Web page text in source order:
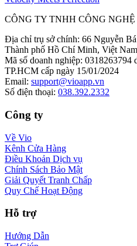
CÔNG TY TNHH CÔNG
Địa chỉ trụ sở chính: 66 Nguyễn
Thành phố Hồ Chí Minh, Việt Nam
Mã số doanh nghiệp: 0318263794
TP.HCM cấp ngày 15/01/2024
Email: support@vioapp.vn
Số điện thoại: 038.392.2332
Công ty
Về Vio
Kênh Cửa Hàng
Điều Khoản Dịch vụ
Chính Sách Bảo Mật
Giải Quyết Tranh Chấp
Quy Chế Hoạt Động
Hỗ trợ
Hướng Dẫn